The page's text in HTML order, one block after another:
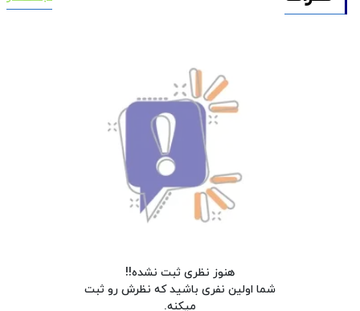
هنوز نظری ثبت نشده!!
شما اولین نفری باشید که نظرش رو ثبت
میکنه.